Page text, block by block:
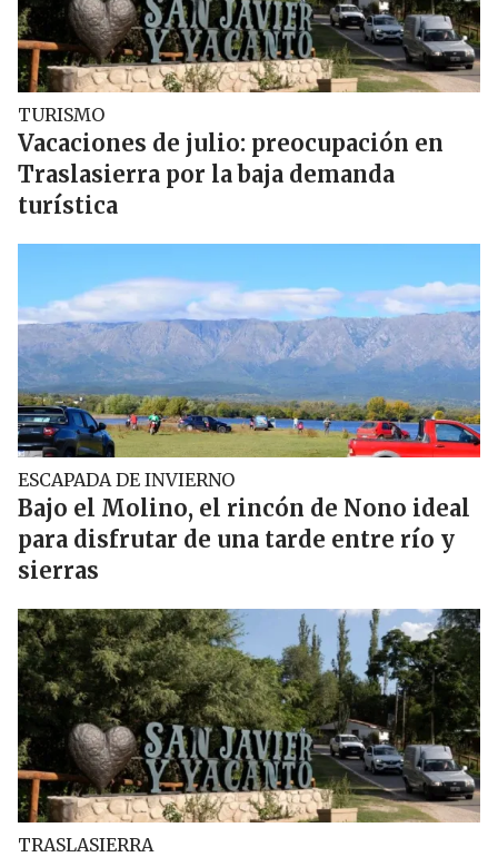
TURISMO
Vacaciones de julio: preocupación en
Traslasierra por la baja demanda
turística
ESCAPADA DE INVIERNO
Bajo el Molino, el rincón de Nono ideal
para disfrutar de una tarde entre río y
sierras
TRASLASIERRA